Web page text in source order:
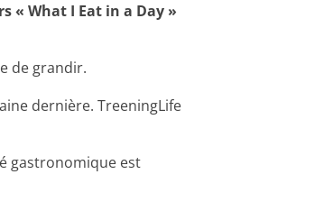
« What I Eat in a Day »
de grandir.
dernière. TreeningLife
gastronomique est